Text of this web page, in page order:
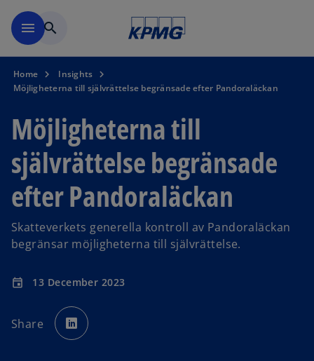
menu search
Home
Insights
Möjligheterna till självrättelse begränsade efter Pandoraläckan
Möjligheterna till
självrättelse begränsade
efter Pandoraläckan
Skatteverkets generella kontroll av Pandoraläckan
begränsar möjligheterna till självrättelse.
event 13 December 2023
Share p
e